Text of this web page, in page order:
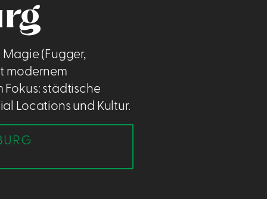
(Fugger,
modernem
Fokus: städtische
Locations und Kultur.